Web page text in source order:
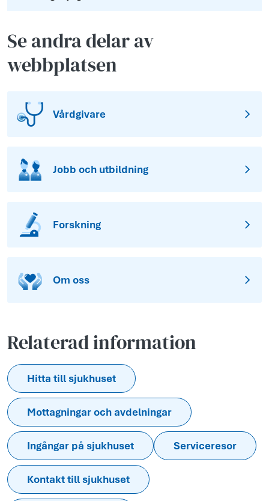
Se andra delar av
webbplatsen
Vårdgivare
Jobb och utbildning
Forskning
Om oss
Relaterad information
Hitta till sjukhuset
Mottagningar och avdelningar
Ingångar på sjukhuset Serviceresor
Kontakt till sjukhuset